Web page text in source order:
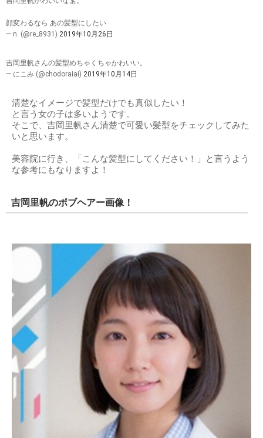
顔変わるなら あの髪型にしたい
— n. (@re_8931) 2019年10月26日
吉岡里帆さんの髪型めちゃくちゃかわいい。
— にこみ (@chodoraiai) 2019年10月14日
清楚なイメージで髪型だけでも真似したい！
と言う女の子は多いようです。
そこで、吉岡里帆さん清楚で可愛い髪型をチェックしてみた
いと思います。
美容院に行き、「こんな髪型にしてください！」と言うよう
な参考にもなりますよ！
吉岡里帆のボブヘアー画像！